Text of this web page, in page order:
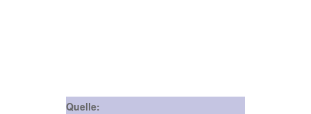
Quelle: